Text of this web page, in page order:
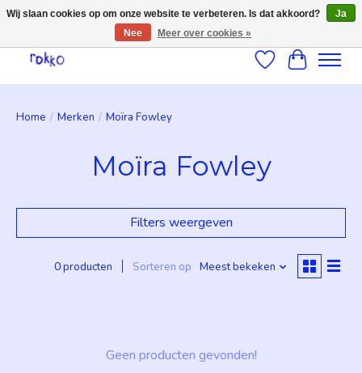
Verlanglijst
Home / Merken / Moïra Fowley
Moïra Fowley
Filters weergeven
0 producten Sorteren op Meest bekeken
Geen producten gevonden!
Wij slaan cookies op om onze website te verbeteren. Is dat akkoord?
Ja
Nee
Meer over cookies »